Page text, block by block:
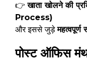
👉खाता खोलने की
Process)
और इससे जुड़े
पोस्ट ऑफिस